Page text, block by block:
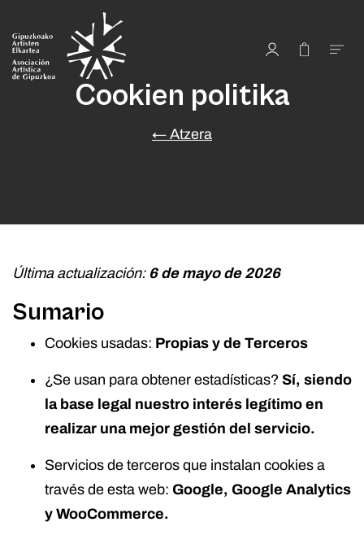
Cookien politika
← Atzera
Última actualización: 6 de mayo de 2026
Sumario
Cookies usadas: Propias y de Terceros
¿Se usan para obtener estadísticas? Sí, siendo
la base legal nuestro interés legítimo en
realizar una mejor gestión del servicio.
Servicios de terceros que instalan cookies a
través de esta web: Google, Google Analytics
y WooCommerce.